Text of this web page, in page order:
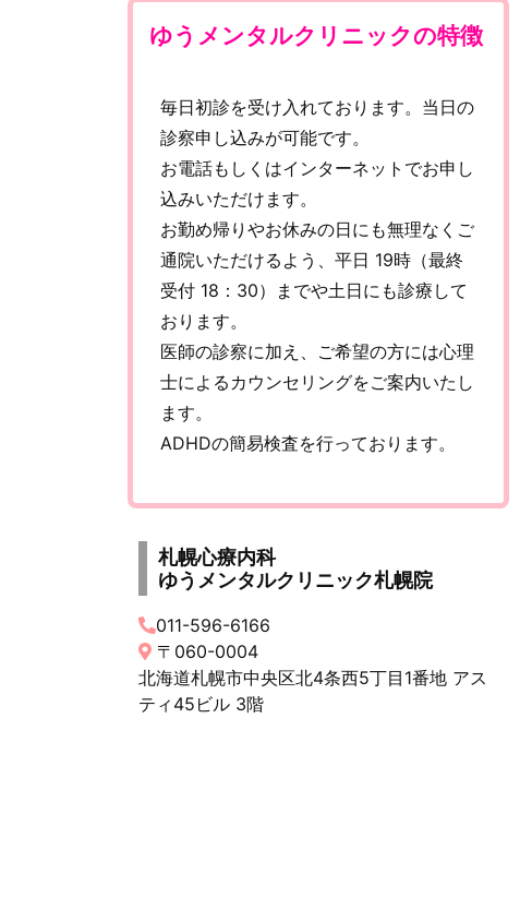
ゆうメンタルクリニックの特徴
毎日初診を受け入れております。当日の
診察申し込みが可能です。
お電話もしくはインターネットでお申し
込みいただけます。
お勤め帰りやお休みの日にも無理なくご
通院いただけるよう、平日 19時（最終
受付 18：30）までや土日にも診療して
おります。
医師の診察に加え、ご希望の方には心理
士によるカウンセリングをご案内いたし
ます。
ADHDの簡易検査を行っております。
札幌心療内科
ゆうメンタルクリニック札幌院
011-596-6166
〒060-0004
北海道札幌市中央区北4条西5丁目1番地 アス
ティ45ビル 3階